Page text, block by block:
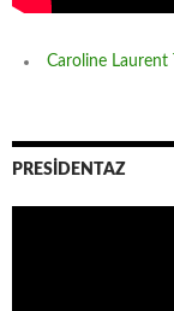
Caroline Laurent
PRESİDENTAZ